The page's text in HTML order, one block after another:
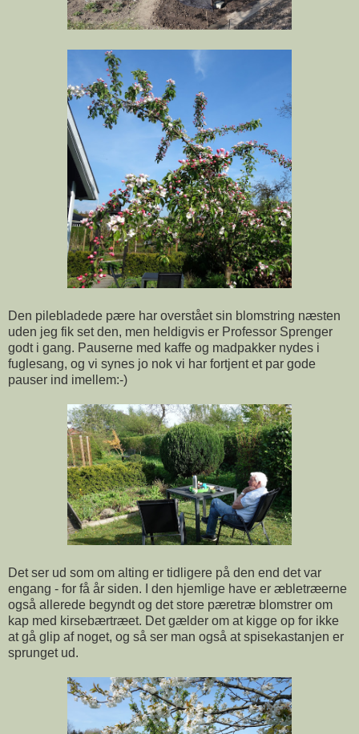
Den pilebladede pære har overstået sin blomstring næsten
uden jeg fik set den, men heldigvis er Professor Sprenger
godt i gang. Pauserne med kaffe og madpakker nydes i
fuglesang, og vi synes jo nok vi har fortjent et par gode
pauser ind imellem:-)
Det ser ud som om alting er tidligere på den end det var
engang - for få år siden. I den hjemlige have er æbletræerne
også allerede begyndt og det store pæretræ blomstrer om
kap med kirsebærtræet. Det gælder om at kigge op for ikke
at gå glip af noget, og så ser man også at spisekastanjen er
sprunget ud.